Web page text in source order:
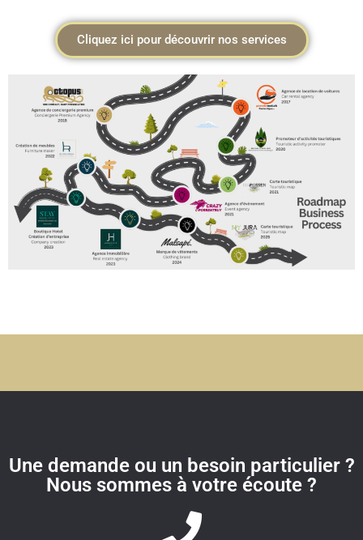
Cliquez ici pour découvrir nos services
Une demande ou un besoin particulier ?
Nous sommes à votre écoute ?